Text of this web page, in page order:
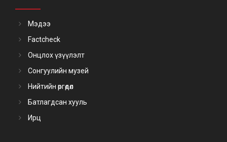
Мэдээ
Factcheck
Онцлох үзүүлэлт
Сонгуулийн музей
Нийтийн өргөдөл
Батлагдсан хууль
Ирц